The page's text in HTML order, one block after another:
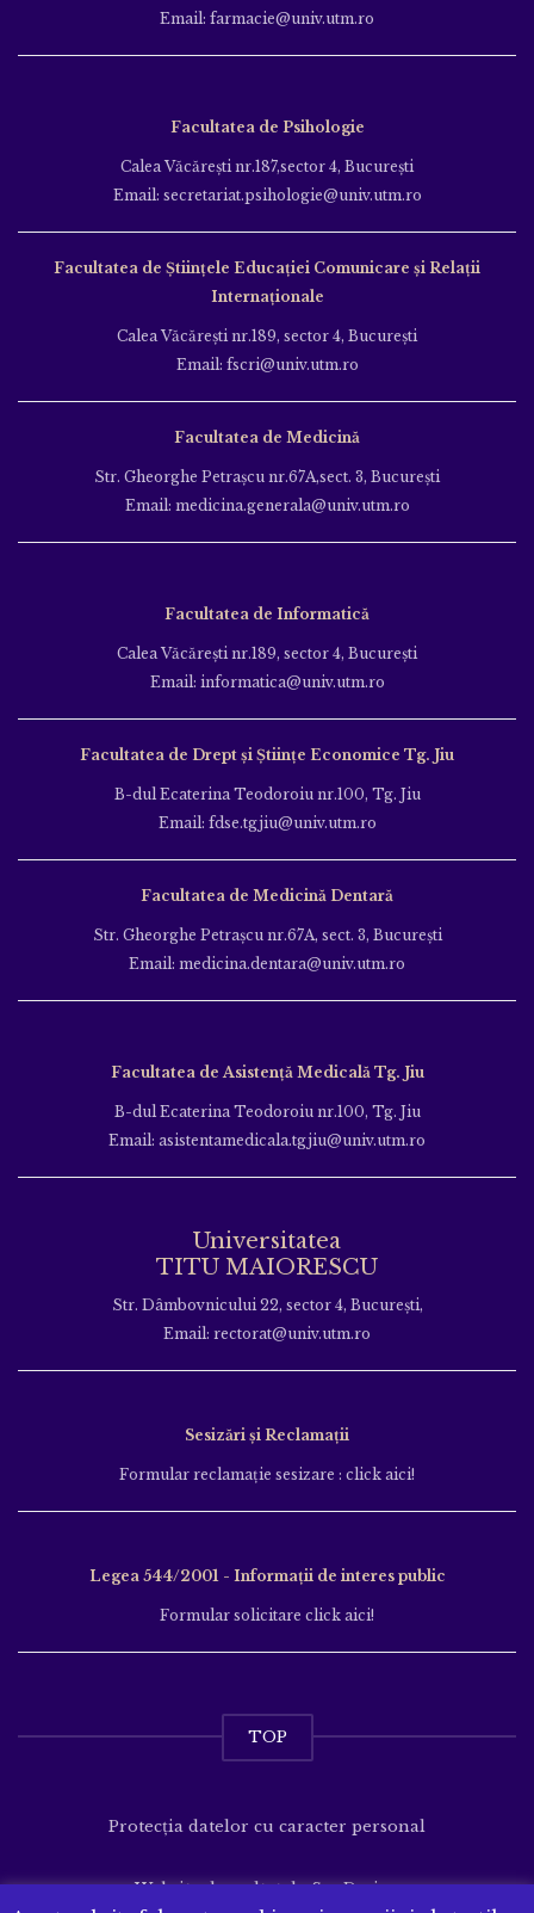
Email: farmacie@univ.utm.ro
Facultatea de Psihologie
Calea Văcăreşti nr.187,sector 4, Bucureşti
Email: secretariat.psihologie@univ.utm.ro
Facultatea de Ştiinţele Educației Comunicare și Relații
Internaționale
Calea Văcăreşti nr.189, sector 4, Bucureşti
Email: fscri@univ.utm.ro
Facultatea de Medicină
Str. Gheorghe Petraşcu nr.67A,sect. 3, Bucureşti
Email: medicina.generala@univ.utm.ro
Facultatea de Informatică
Calea Văcăreşti nr.189, sector 4, Bucureşti
Email: informatica@univ.utm.ro
Facultatea de Drept și Științe Economice Tg. Jiu
B-dul Ecaterina Teodoroiu nr.100, Tg. Jiu
Email: fdse.tgjiu@univ.utm.ro
Facultatea de Medicină Dentară
Str. Gheorghe Petraşcu nr.67A, sect. 3, Bucureşti
Email: medicina.dentara@univ.utm.ro
Facultatea de Asistență Medicală Tg. Jiu
B-dul Ecaterina Teodoroiu nr.100, Tg. Jiu
Email: asistentamedicala.tgjiu@univ.utm.ro
Universitatea
TITU MAIORESCU
Str. Dâmbovnicului 22, sector 4, București,
Email: rectorat@univ.utm.ro
Sesizări și Reclamații
Formular reclamație sesizare : click aici!
Legea 544/2001 - Informații de interes public
Formular solicitare click aici!
TOP
Protecția datelor cu caracter personal
Website dezvoltat deSenDesign